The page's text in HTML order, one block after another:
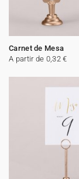
Carnet de Mesa
A partir de 0,32 €